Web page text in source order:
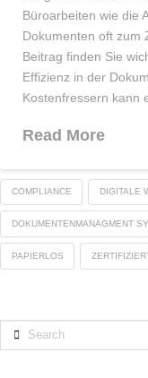
Büroarbeiten wie die
Dokumenten oft zum
Beitrag finden Sie
Effizienz in der
Kostenfressern kann
Read More
COMPLIANCE DIGITALE
DOKUMENTENMANAGMENT
PAPIERLOS
Search